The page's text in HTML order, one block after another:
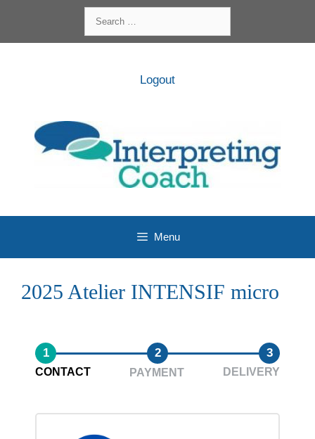
content
for:
Logout
Menu
2025 Atelier INTENSIF micro
1 2 3
CONTACT PAYMENT DELIVERY